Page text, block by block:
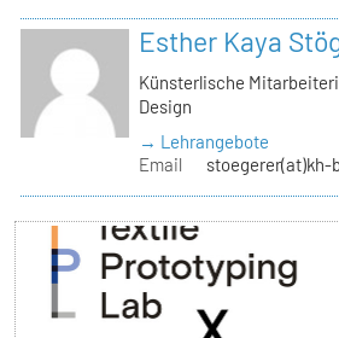
Esther Kaya
Künsterlische
Design
→ Lehrangebote
Email
stoegerer(at)kh-